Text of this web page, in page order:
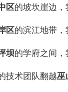
区的坡坎崖边，
区的滨江地带，
坝的学府之间，
技术团队翻越巫